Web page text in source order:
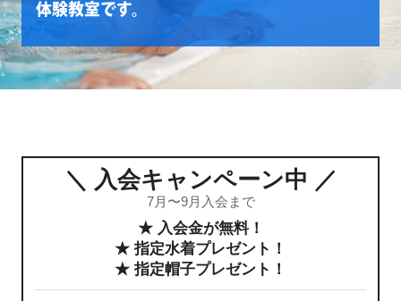
体験教室です。
＼ 入会キャンペーン中 ／
7月〜9月入会まで
★ 入会金が無料！
★ 指定水着プレゼント！
★ 指定帽子プレゼント！